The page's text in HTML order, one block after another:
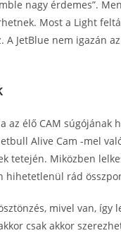
nagy érdemes”.
Most a Light
A JetBlue nem igazán
az élő CAM súgójának
Alive Cam -mel
tetején. Miközben
hihetetlenül rád
mivel van, így
csak akkor